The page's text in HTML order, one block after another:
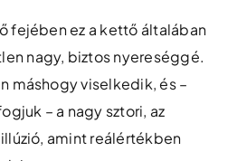
fejében ez a kettő általában
nagy, biztos nyereséggé.
máshogy viselkedik, és –
– a nagy sztori, az
amint reálértékben